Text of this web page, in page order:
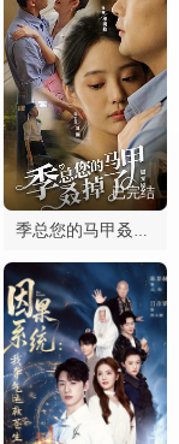
已完结
季总您的马甲叒掉了